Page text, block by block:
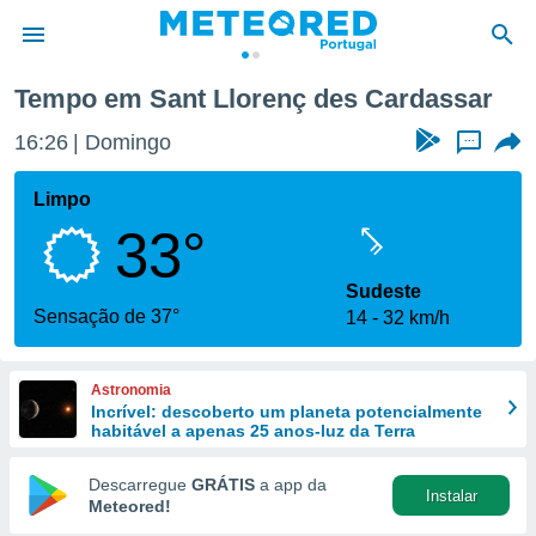
da
foi
fornecidas
a este
das
e
forma
digital
Tempo em Sant Llorenç des Cardassar
16:26 Domingo ...
Limpo
33°
Sensação de 37°
Sudeste
14
32 km/h
Astronomia
Incrível: descoberto um planeta potencialmente
habitável a apenas 25 anos-luz da Terra
Descarregue GRÁTIS a app da
Meteored!
Instalar